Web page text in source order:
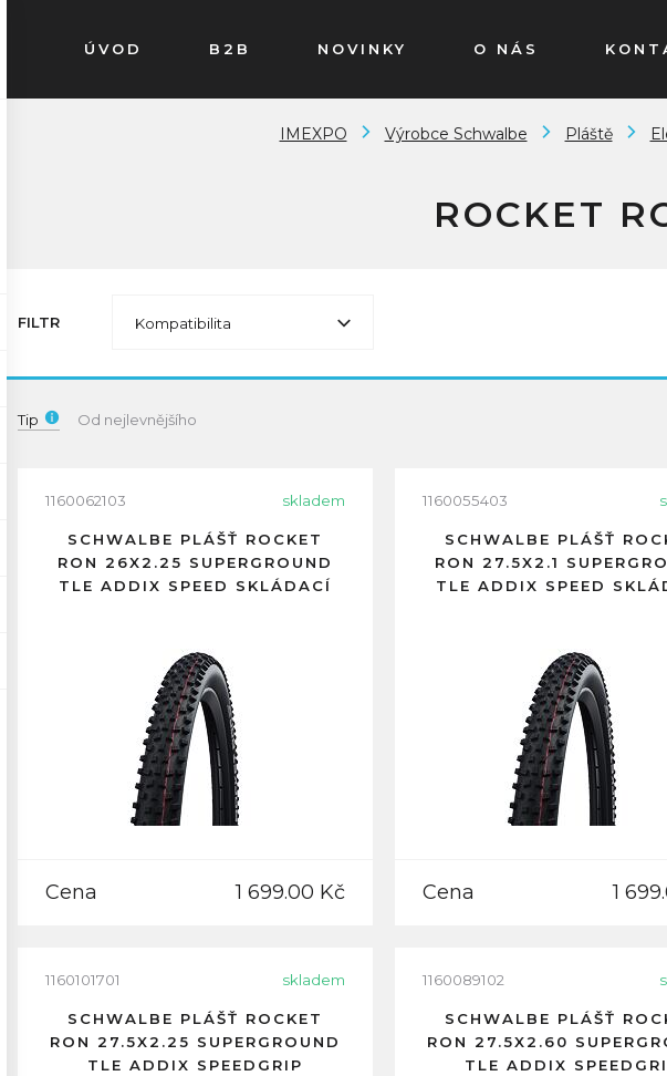
ÚVOD B2B NOVINKY O NÁS
IMEXPO Výrobce Schwalbe Pláště
ROCKET
FILTR Kompatibilita
Tip Od nejlevnějšího
1160062103 skladem
SCHWALBE PLÁŠŤ ROCKET
RON 26X2.25 SUPERGROUND
TLE ADDIX SPEED SKLÁDACÍ
Cena 1 699.00 Kč
1160055403
SCHWALBE PLÁŠŤ
RON 27.5X2.1
TLE ADDIX SPEED
Cena 1
1160101701 skladem
SCHWALBE PLÁŠŤ ROCKET
RON 27.5X2.25 SUPERGROUND
TLE ADDIX SPEEDGRIP
1160089102
SCHWALBE PLÁŠŤ
RON 27.5X2.60
TLE ADDIX